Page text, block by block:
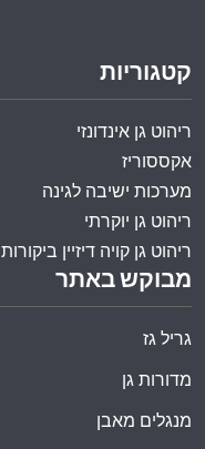
מבוקש באתר
גריל גז
מדורות גן
מנגלים מאבן
קטגוריות
ריהוט גן אינדונזי
אקססוריז
מערכות ישיבה לגינה
ריהוט גן יוקרתי
ריהוט גן קויה דיזיין ביקורות